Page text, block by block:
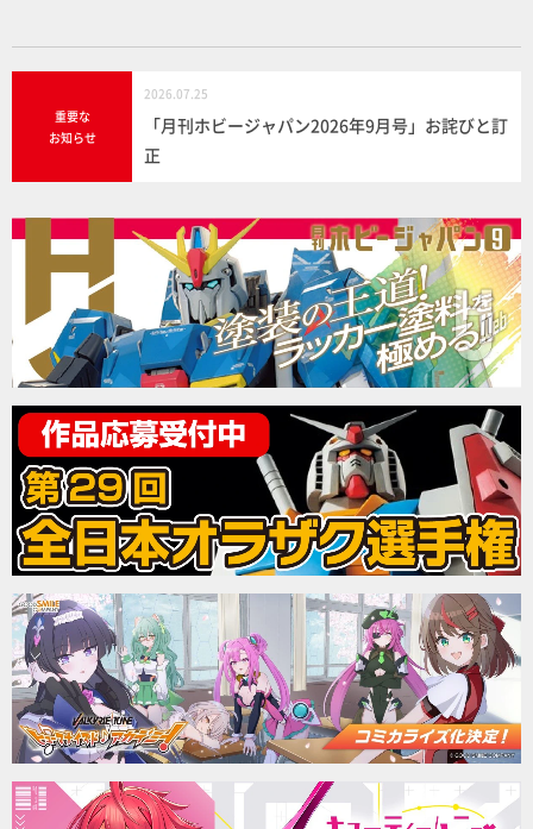
重要な
お知らせ
2026.07.25
「月刊ホビージャパン2026年9月号」お詫びと訂
正